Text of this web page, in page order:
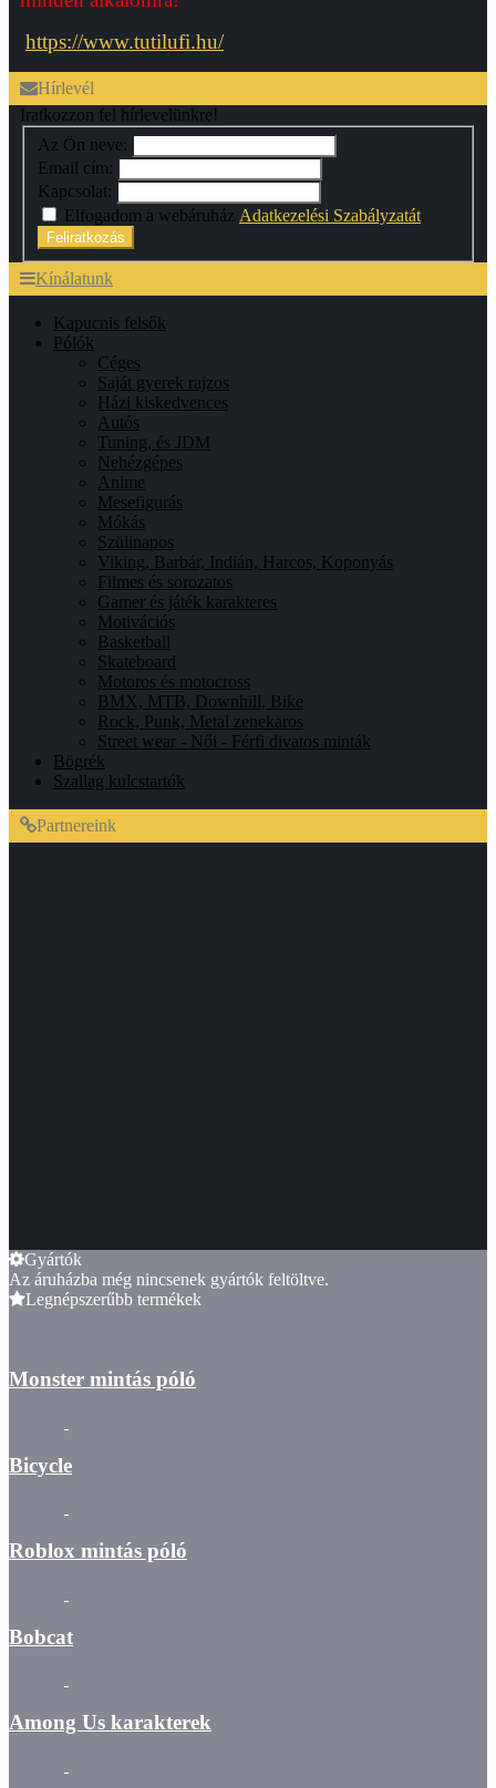
https://www.tutilufi.hu/
Hírlevél
Iratkozzon fel hírlevelünkre!
Az Ön neve:
Email cím:
Kapcsolat:
Elfogadom a webáruház Adatkezelési Szabályzatát.
Feliratkozás
Kínálatunk
Kapucnis felsők
Pólók
Céges
Saját gyerek rajzos
Házi kiskedvences
Autós
Tuning, és JDM
Nehézgépes
Anime
Mesefigurás
Mókás
Szülinapos
Viking, Barbár, Indián, Harcos, Koponyás
Filmes és sorozatos
Gamer és játék karakteres
Motivációs
Basketball
Skateboard
Motoros és motocross
BMX, MTB, Downhill, Bike
Rock, Punk, Metal zenekaros
Street wear - Női - Férfi divatos minták
Bögrék
Szallag kulcstartók
Partnereink
Gyártók
Az áruházba még nincsenek gyártók feltöltve.
Legnépszerűbb termékek
Monster mintás póló
Bicycle
Roblox mintás póló
Bobcat
Among Us karakterek